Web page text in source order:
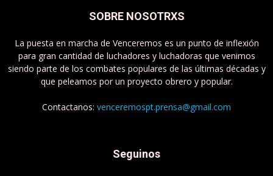
SOBRE NOSOTRXS
La puesta en marcha de Venceremos es un punto de inflexión
para gran cantidad de luchadores y luchadoras que venimos
siendo parte de los combates populares de las últimas décadas y
que peleamos por un proyecto obrero y popular.
Contactanos: venceremospt.prensa@gmail.com
Seguinos